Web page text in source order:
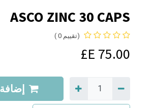
ASCO ZINC 30 CAPS
(تقييم 0 )
75.00